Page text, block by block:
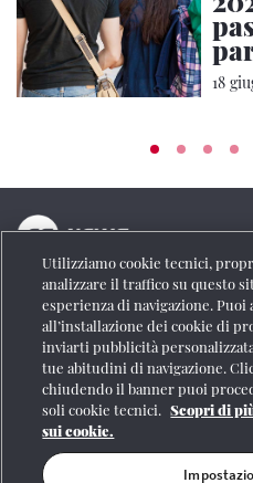
18
La testata online del Gruppo
Social
Se vuoi contattarci o avere altre
CONTATTI
Utilizziamo cookie tecnici,
analizzare il traffico su questo
esperienza di navigazione.
all’installazione dei cookie di
inviarti pubblicità
tue abitudini di navigazione.
chiudendo il banner puoi
soli cookie tecnici. Scopri di
sui cookie.